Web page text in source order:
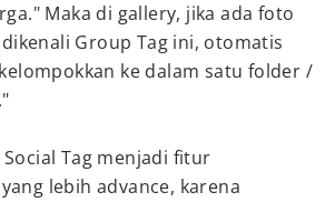
Maka di gallery, jika ada foto
Group Tag ini, otomatis
ke dalam satu folder /
Tag menjadi fitur
lebih advance, karena